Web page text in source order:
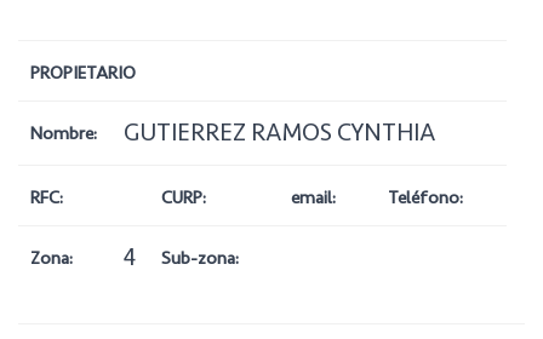
PROPIETARIO
Nombre: GUTIERREZ RAMOS CYNTHIA
RFC: CURP: email: Teléfono:
Zona: 4 Sub-zona: